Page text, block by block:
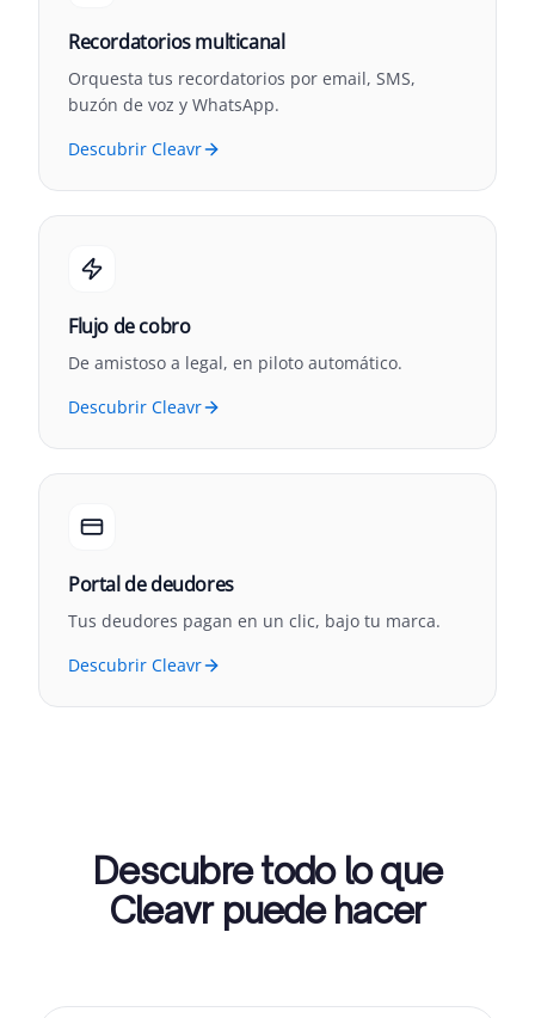
Recordatorios multicanal
Orquesta tus recordatorios por email, SMS,
buzón de voz y WhatsApp.
Descubrir Cleavr
Flujo de cobro
De amistoso a legal, en piloto automático.
Descubrir Cleavr
Portal de deudores
Tus deudores pagan en un clic, bajo tu marca.
Descubrir Cleavr
Descubre todo lo que
Cleavr puede hacer